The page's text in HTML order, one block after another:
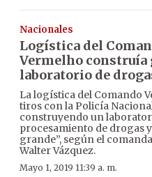
Nacionales
Logística del
Vermelho construía
laboratorio de
La logística del Comando
tiros con la Policía
construyendo un
procesamiento de drogas
grande”, según el
Walter Vázquez.
Mayo 1, 2019 11:39 a. m.